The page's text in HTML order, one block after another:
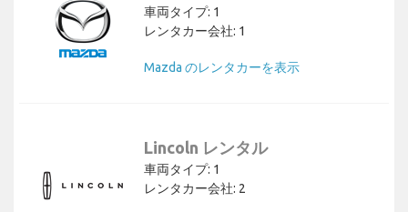
車両タイプ: 1
レンタカー会社: 1
Mazda のレンタカーを表示
Lincoln レンタル
車両タイプ: 1
レンタカー会社: 2